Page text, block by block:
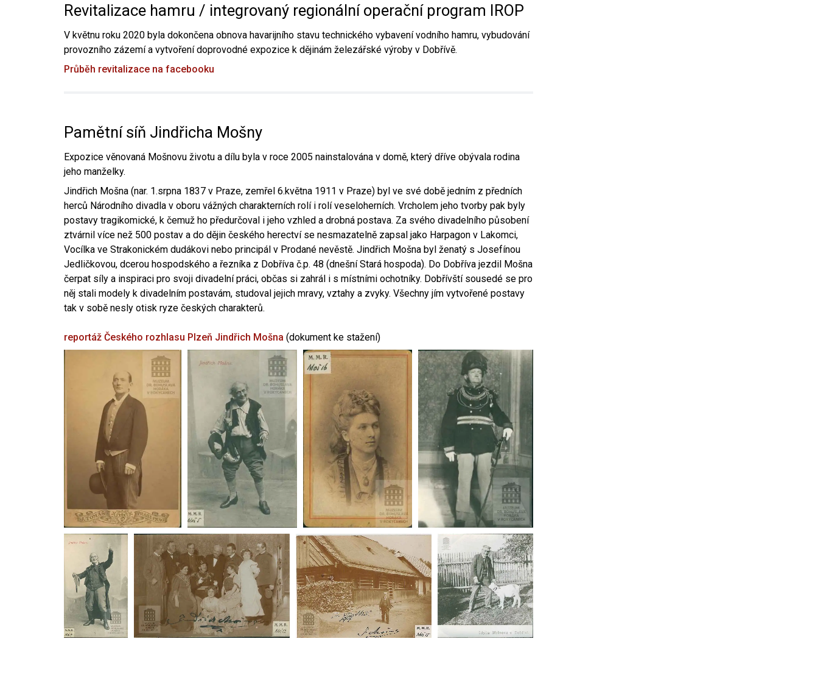
Revitalizace hamru / integrovaný regionální operační program IROP
V květnu roku 2020 byla dokončena obnova havarijního stavu technického vybavení vodního hamru, vybudování
provozního zázemí a vytvoření doprovodné expozice k dějinám železářské výroby v Dobřívě.
Průběh revitalizace na facebooku
Pamětní síň Jindřicha Mošny
Expozice věnovaná Mošnovu životu a dílu byla v roce 2005 nainstalována v domě, který dříve obývala rodina
jeho manželky.
Jindřich Mošna (nar. 1.srpna 1837 v Praze, zemřel 6.května 1911 v Praze) byl ve své době jedním z předních
herců Národního divadla v oboru vážných charakterních rolí i rolí veseloherních. Vrcholem jeho tvorby pak byly
postavy tragikomické, k čemuž ho předurčoval i jeho vzhled a drobná postava. Za svého divadelního působení
ztvárnil více než 500 postav a do dějin českého herectví se nesmazatelně zapsal jako Harpagon v Lakomci,
Vocílka ve Strakonickém dudákovi nebo principál v Prodané nevěstě. Jindřich Mošna byl ženatý s Josefínou
Jedličkovou, dcerou hospodského a řezníka z Dobříva č.p. 48 (dnešní Stará hospoda). Do Dobříva jezdil Mošna
čerpat síly a inspiraci pro svoji divadelní práci, občas si zahrál i s místními ochotníky. Dobřívští sousedé se pro
něj stali modely k divadelním postavám, studoval jejich mravy, vztahy a zvyky. Všechny jím vytvořené postavy
tak v sobě nesly otisk ryze českých charakterů.
reportáž Českého rozhlasu Plzeň Jindřich Mošna (dokument ke stažení)